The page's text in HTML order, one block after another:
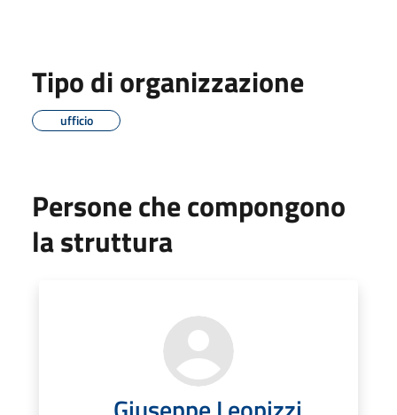
Tipo di organizzazione
ufficio
Persone che compongono
la struttura